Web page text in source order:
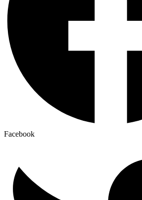
Facebook